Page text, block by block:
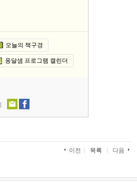
오늘의 책구경
옹달샘 프로그램 캘린더
이전 목록 다음